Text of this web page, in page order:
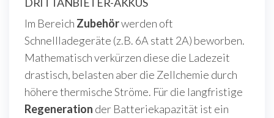
Im Bereich Zubehörwerden oft
Schnellladegeräte (z.B. 6A statt 2A) beworben.
Mathematisch verkürzen diese die Ladezeit
drastisch, belasten aber die Zellchemie durch
höhere thermische Ströme. Für die langfristige
Regeneration der Batteriekapazität ist ein